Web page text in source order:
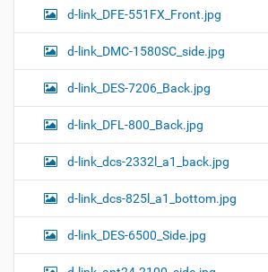
d-link_DFE-551FX_Front.jpg
d-link_DMC-1580SC_side.jpg
d-link_DES-7206_Back.jpg
d-link_DFL-800_Back.jpg
d-link_dcs-2332l_a1_back.jpg
d-link_dcs-825l_a1_bottom.jpg
d-link_DES-6500_Side.jpg